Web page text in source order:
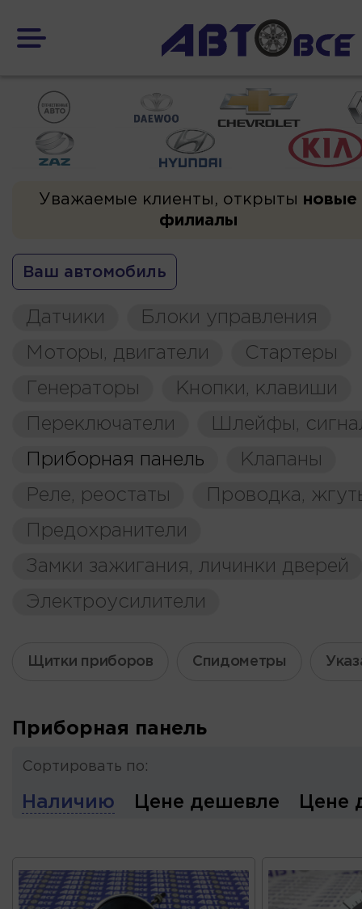
Уважаемые клиенты, открыты новые
филиалы
Ваш автомобиль
Датчики
Блоки управления
Моторы, двигатели
Стартеры
Генераторы
Кнопки, клавиши
Переключатели
Шлейфы,
Приборная панель
Клапаны
Реле, реостаты
Проводка,
Предохранители
Замки зажигания, личинки дверей
Электроусилители
Щитки приборов Спидометры
Приборная панель
Сортировать по:
Наличию Цене дешевле Цене